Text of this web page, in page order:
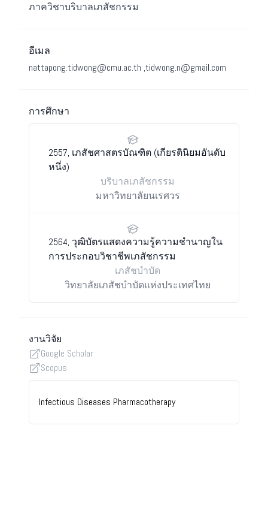
ภาควิชาบริบาลเภสัชกรรม
อีเมล
nattapong.tidwong@cmu.ac.th ,tidwong.n@gmail.com
การศึกษา
2557, เภสัชศาสตรบัณฑิต (เกียรตินิยมอันดับ
หนึ่ง)
บริบาลเภสัชกรรม
มหาวิทยาลัยนเรศวร
2564, วุฒิบัตรแสดงความรู้ความชำนาญใน
การประกอบวิชาชีพเภสัชกรรม
เภสัชบำบัด
วิทยาลัยเภสัชบำบัดแห่งประเทศไทย
งานวิจัย
Google Scholar
Scopus